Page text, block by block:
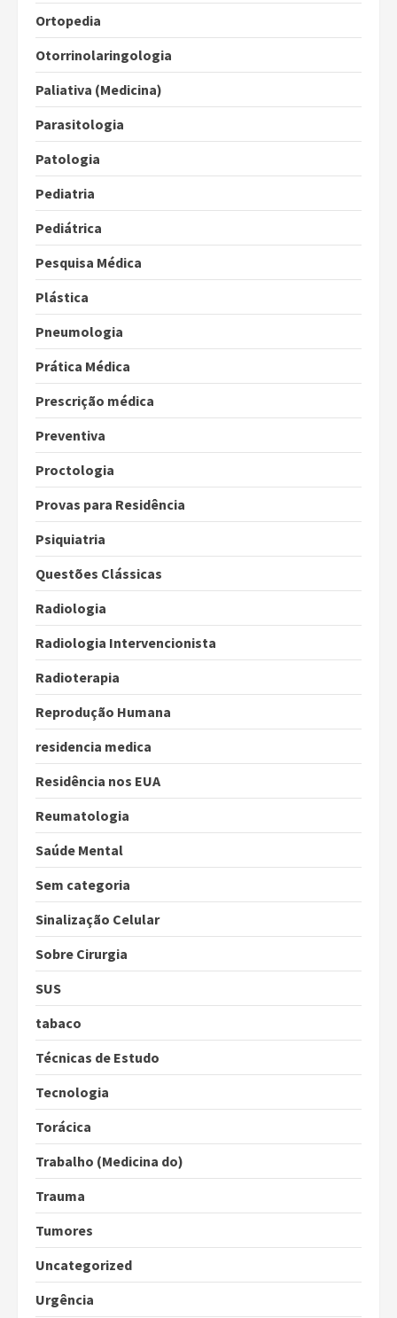
Ortopedia
Otorrinolaringologia
Paliativa (Medicina)
Parasitologia
Patologia
Pediatria
Pediátrica
Pesquisa Médica
Plástica
Pneumologia
Prática Médica
Prescrição médica
Preventiva
Proctologia
Provas para Residência
Psiquiatria
Questões Clássicas
Radiologia
Radiologia Intervencionista
Radioterapia
Reprodução Humana
residencia medica
Residência nos EUA
Reumatologia
Saúde Mental
Sem categoria
Sinalização Celular
Sobre Cirurgia
SUS
tabaco
Técnicas de Estudo
Tecnologia
Torácica
Trabalho (Medicina do)
Trauma
Tumores
Uncategorized
Urgência